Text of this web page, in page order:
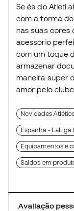
Se és do Atleti
com a forma
nas suas cores
acessório
com um toque
armazenar
maneira super
amor pelo
Novidades
Espanha - LaLiga
Equipamentos e
Saldos em
Avaliação